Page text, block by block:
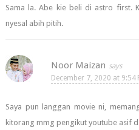
Sama la. Abe kie beli di astro first.
nyesal abih pitih.
Noor Maizan
December 7, 2020 at 9:54
Saya pun langgan movie ni,
kitorang mmg pengikut youtube asif